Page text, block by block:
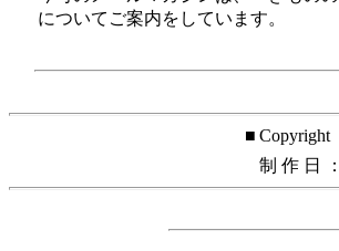
についてご案内をしています。
■ Copyright
制 作 日